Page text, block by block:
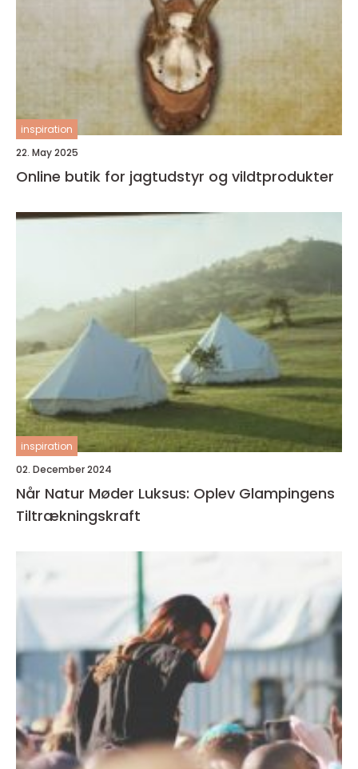
inspiration
22. May 2025
Online butik for jagtudstyr og vildtprodukter
inspiration
02. December 2024
Når Natur Møder Luksus: Oplev Glampingens
Tiltrækningskraft